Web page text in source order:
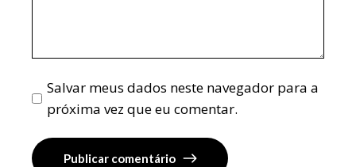
Salvar meus dados neste navegador para a
próxima vez que eu comentar.
Publicar comentário